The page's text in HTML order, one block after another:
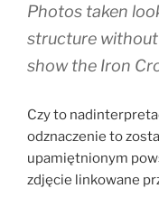
Photos taken
structure
show the Iron
Czy to
odznaczenie to
upamiętnionym
zdjęcie linkowane